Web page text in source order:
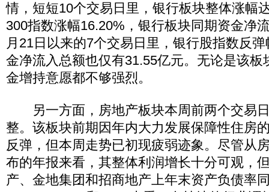
情，短短10个交易日里，银行板块整体涨幅
300指数涨幅16.20%，银行板块同期资金净
月21日以来的7个交易日里，银行股指数反
金净流入总额也仅有31.55亿元。无论是该板
金增持意愿都不够强烈。
另一方面，房地产板块本周前两个交易
整。该板块前期因年内大力发展保障性住房
反弹，但本周走势已初现疲弱迹象。尽管从
布的年报来看，其整体利润增长十分可观，
产、金地集团和招商地产上年末资产负债率